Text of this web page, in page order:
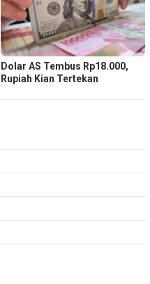
Dolar AS Tembus Rp18.000,
Rupiah Kian Tertekan